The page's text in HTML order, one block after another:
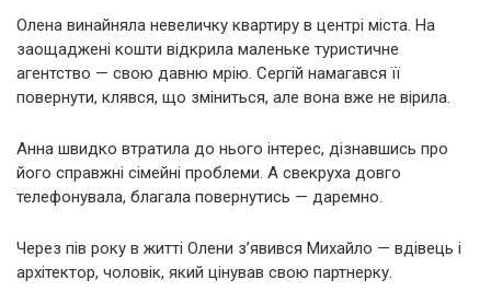
Олена винайняла невеличку квартиру в центрі міста. На
заощаджені кошти відкрила маленьке туристичне
агентство — свою давню мрію. Сергій намагався її
повернути, клявся, що зміниться, але вона вже не вірила.
Анна швидко втратила до нього інтерес, дізнавшись про
його справжні сімейні проблеми. А свекруха довго
телефонувала, благала повернутись — даремно.
Через пів року в житті Олени з’явився Михайло — вдівець і
архітектор, чоловік, який цінував свою партнерку.